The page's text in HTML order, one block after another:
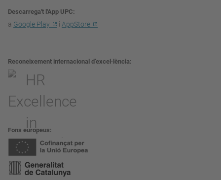
Descarrega't l'App UPC
a Google Play i AppStore
Reconeixement internacional d’excel·lència
Fons europeus